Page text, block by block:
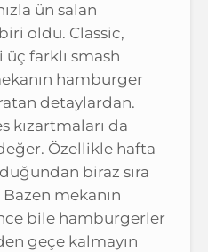
ün salan
oldu. Classic,
üç farklı smash
hamburger
detaylardan.
kızartmaları da
Özellikle hafta
biraz sıra
mekanın
bile hamburgerler
geçe kalmayın